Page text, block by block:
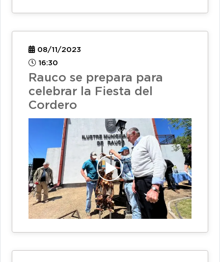
08/11/2023
16:30
Rauco se prepara para
celebrar la Fiesta del
Cordero